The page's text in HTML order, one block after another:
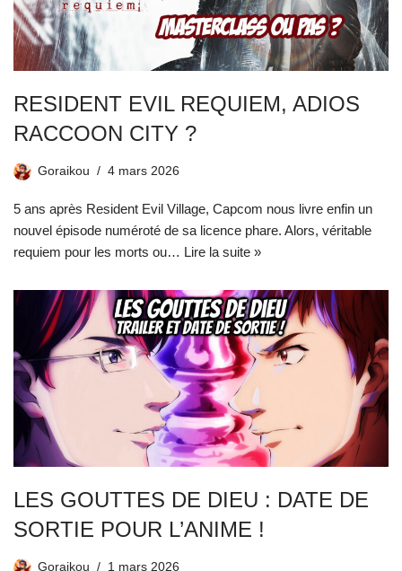
RESIDENT EVIL REQUIEM, ADIOS
RACCOON CITY ?
Goraikou 4 mars 2026
5 ans après Resident Evil Village, Capcom nous livre enfin un
nouvel épisode numéroté de sa licence phare. Alors, véritable
requiem pour les morts ou… Lire la suite »
LES GOUTTES DE DIEU : DATE DE
SORTIE POUR L’ANIME !
Goraikou 1 mars 2026